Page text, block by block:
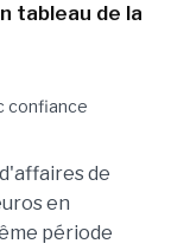
tableau de la
de
en
période